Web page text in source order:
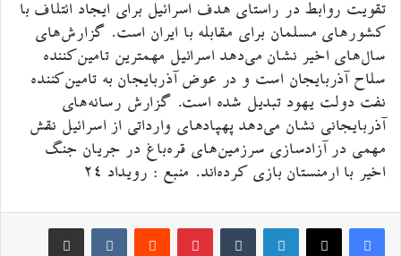
تقویت روابط در راستای هدف اسرائیل برای ایجاد ائتلاف با
کشور‌های مسلمان برای مقابله با ایران است. گزارش‌های
سال‌های اخیر نشان می‌دهد اسرائیل مهمترین تامین‌کننده
سلاح آذربایجان است و در عوض آذربایجان به تامین‌کننده
نفت دولت یهود تبدیل شده است. گزارش رسانه‌های
آذربایجانی نشان می‌دهد پهپاد‌های وارداتی از اسرائیل نقش
مهمی در آزادسازی سرزمین‌های قره‌باغ در جریان جنگ
اخیر با ارمنستان بازی کرده‌اند. منبع : رویداد ۲۴
لینکدین‫تامبلر ‫پین‌ترست‫رددیت ‫VKontakte
اشتراک گذاری از طریق ایمیل